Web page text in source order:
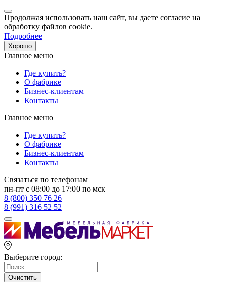
Продолжая использовать наш сайт, вы даете согласие на
обработку файлов cookie.
Подробнее
Хорошо
Главное меню
Где купить?
О фабрике
Бизнес-клиентам
Контакты
Главное меню
Где купить?
О фабрике
Бизнес-клиентам
Контакты
Связаться по телефонам
пн-пт с 08:00 до 17:00 по мск
8 (800) 350 76 26
8 (991) 316 52 52
Выберите город:
Очистить